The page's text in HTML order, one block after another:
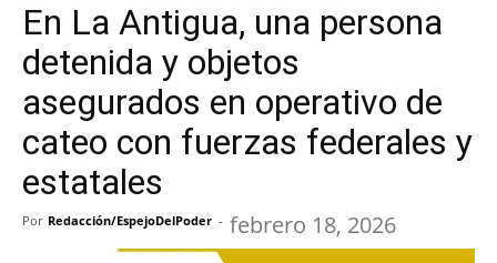
En La Antigua, una persona
detenida y objetos
asegurados en operativo de
cateo con fuerzas federales y
estatales
Por Redacción/EspejoDelPoder - febrero 18, 2026